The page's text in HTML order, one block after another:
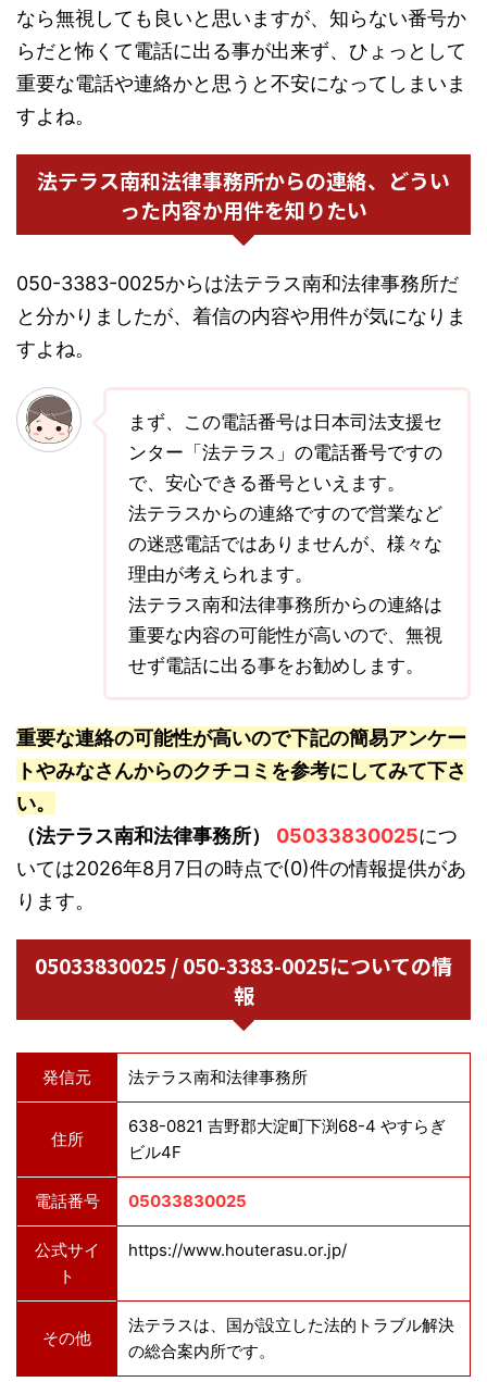
なら無視しても良いと思いますが、知らない番号か
らだと怖くて電話に出る事が出来ず、ひょっとして
重要な電話や連絡かと思うと不安になってしまいま
すよね。
法テラス南和法律事務所からの連絡、どうい
った内容か用件を知りたい
050-3383-0025からは法テラス南和法律事務所だ
と分かりましたが、着信の内容や用件が気になりま
すよね。
まず、この電話番号は日本司法支援セ
ンター「法テラス」の電話番号ですの
で、安心できる番号といえます。
法テラスからの連絡ですので営業など
の迷惑電話ではありませんが、様々な
理由が考えられます。
法テラス南和法律事務所からの連絡は
重要な内容の可能性が高いので、無視
せず電話に出る事をお勧めします。
重要な連絡の可能性が高いので下記の簡易アンケー
トやみなさんからのクチコミを参考にしてみて下さ
い。
（法テラス南和法律事務所）
05033830025につ
いては2026年8月7日の時点で(0)件の情報提供があ
ります。
05033830025 / 050-3383-0025についての情
報
発信元 法テラス南和法律事務所
住所
638-0821 吉野郡大淀町下渕68-4 やすらぎ
ビル4F
電話番号 05033830025
公式サイ
ト
https://www.houterasu.or.jp/
その他
法テラスは、国が設立した法的トラブル解決
の総合案内所です。